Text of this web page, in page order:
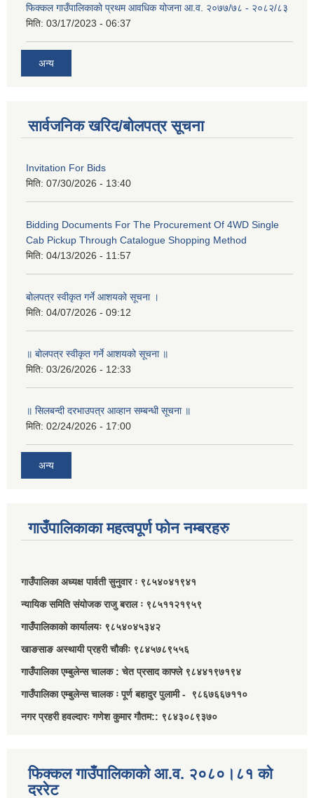
फिक्कल गाउँपालिकाको प्रथम आवधिक योजना आ.व. २०७७/७८ - २०८२/८३
मिति: 03/17/2023 - 06:37
अन्य
सार्वजनिक खरिद/बोलपत्र सूचना
Invitation For Bids
मिति: 07/30/2026 - 13:40
Bidding Documents For The Procurement Of 4WD Single
Cab Pickup Through Catalogue Shopping Method
मिति: 04/13/2026 - 11:57
बोलपत्र स्वीकृत गर्ने आशयको सूचना ।
मिति: 04/07/2026 - 09:12
॥ बोलपत्र स्वीकृत गर्ने आशयको सूचना ॥
मिति: 03/26/2026 - 12:33
॥ सिलबन्दी दरभाउपत्र आव्हान सम्बन्धी सूचना ॥
मिति: 02/24/2026 - 17:00
अन्य
गाउँपालिकाका महत्वपूर्ण फोन नम्बरहरु
गाउँपालिका अध्यक्ष पार्वती सुनुवार ः ९८५४०४१९४१
न्यायिक समिति संयोजक राजु बराल ः ९८५११२१९५९
गाउँपालिकाको कार्यालयः ९८५४०४५३४२
खाङसाङ अस्थायी प्रहरी चौकीः ९८४५७८९५५६
गाउँपालिका एम्बुलेन्स चालक : चेत प्रसाद काफ्ले ९८४४१९७१९४
गाउँपालिका एम्बुलेन्स चालक ः पूर्ण बहादुर पुलामी - ९८६७६६७११०
नगर प्रहरी हवल्दारः गणेश कुमार गौतम:: ९८४३०८९३७०
फिक्कल गाउँपालिकाको आ.व. २०८०।८१ को
दररेट